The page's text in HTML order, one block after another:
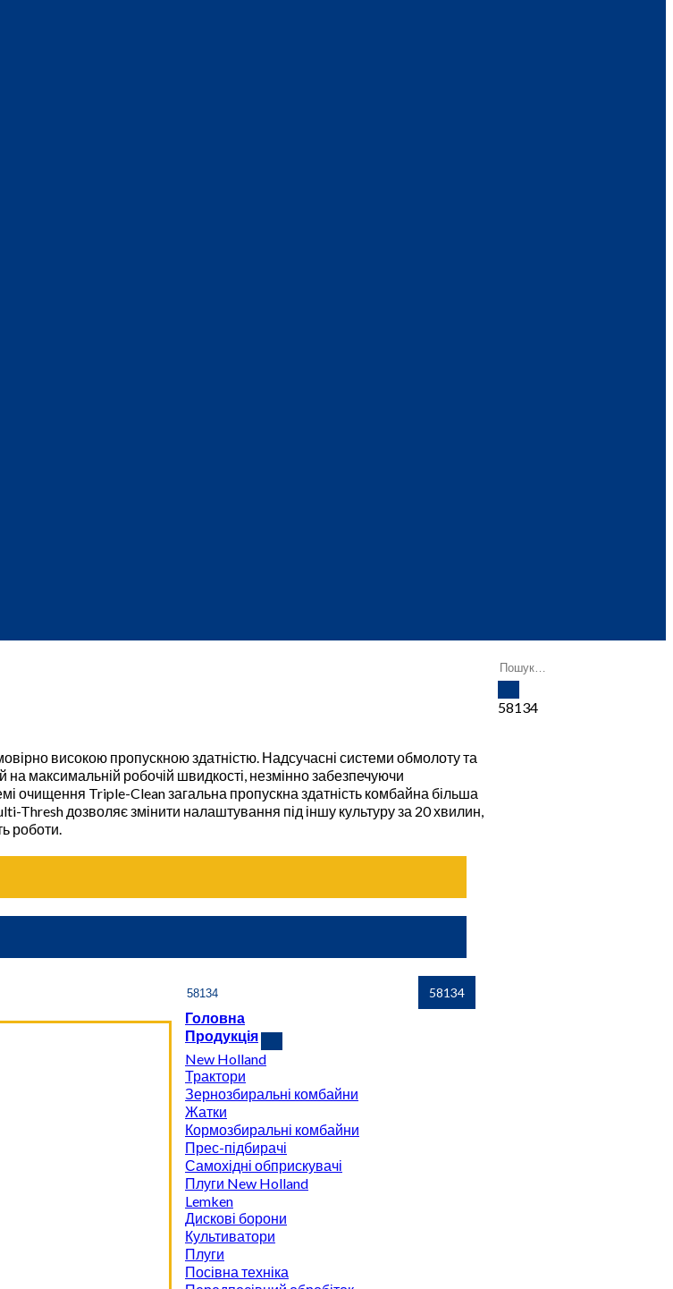
високою пропускною здатністю. Надсучасні системи обмолоту та
максимальній робочій швидкості, незмінно забезпечуючи
очищення Triple-Clean загальна пропускна здатність комбайна більша
дозволяє змінити налаштування під іншу культуру за 20 хвилин,
роботи.
58134
Головна
Продукція
New Holland
Трактори
Зернозбиральні комбайни
Жатки
Кормозбиральні комбайни
Прес-підбирачі
Самохідні обприскувачі
Плуги New Holland
Lemken
Дискові борони
Культиватори
Плуги
Посівна техніка